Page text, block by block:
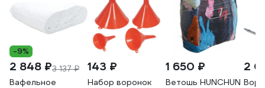
-9%
2 848 ₽3 137 ₽
Вафельное
143 ₽
Набор воронок
1 650 ₽
Ветошь HUNCHUN
2